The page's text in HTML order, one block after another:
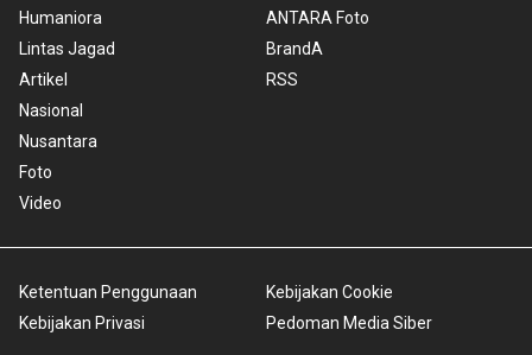
Humaniora
Lintas Jagad
Artikel
Nasional
Nusantara
Foto
Video
ANTARA Foto
BrandA
RSS
Ketentuan Penggunaan
Kebijakan Privasi
Kebijakan Cookie
Pedoman Media Siber